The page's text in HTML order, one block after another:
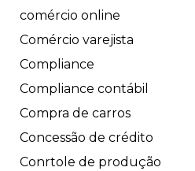
comércio online
Comércio varejista
Compliance
Compliance contábil
Compra de carros
Concessão de crédito
Conrtole de produção